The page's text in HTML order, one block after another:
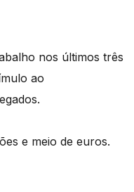
nos últimos três
ao
e meio de euros.